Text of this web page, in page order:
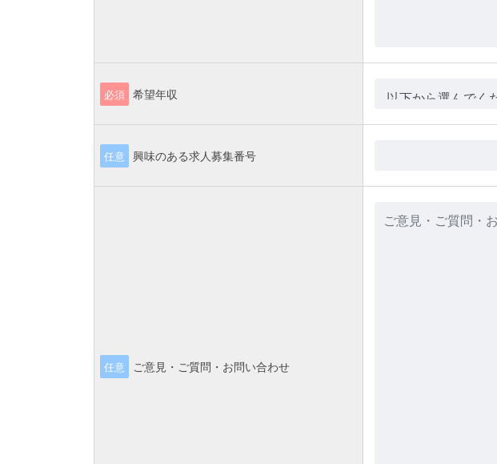
必須 希望年収
任意 興味のある求人募集番号
任意 ご意見・ご質問・お問い合わせ